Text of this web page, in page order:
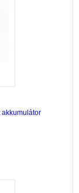
akkumulátor